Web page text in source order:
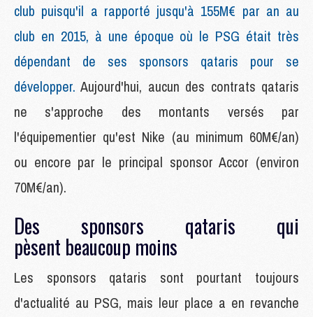
club puisqu'il a rapporté jusqu'à 155M€ par an au
club en 2015, à une époque où le PSG était très
dépendant de ses sponsors qataris pour se
développer. Aujourd'hui, aucun des contrats qataris
ne s'approche des montants versés par
l'équipementier qu'est Nike (au minimum 60M€/an)
ou encore par le principal sponsor Accor (environ
70M€/an).
Des sponsors qataris qui
pèsent beaucoup moins
Les sponsors qataris sont pourtant toujours
d'actualité au PSG, mais leur place a en revanche